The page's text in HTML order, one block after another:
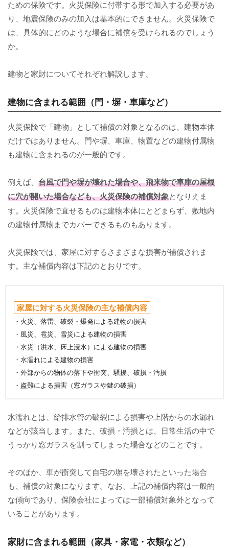
ための保険です。火災保険に付帯する形で加入する必要があ
り、地震保険のみの加入は基本的にできません。火災保険で
は、具体的にどのような場合に補償を受けられるのでしょう
か。
建物と家財についてそれぞれ解説します。
建物に含まれる範囲（門・塀・車庫など）
火災保険で「建物」として補償の対象となるのは、建物本体
だけではありません。門や塀、車庫、物置などの建物付属物
も建物に含まれるのが一般的です。
例えば、 台風で門や塀が壊れた場合や、飛来物で車庫の屋根
に穴が開いた場合なども、火災保険の補償対象となりえま
す。火災保険で直せるものは建物本体にとどまらず、敷地内
の建物付属物までカバーできるものもあります。
火災保険では、家屋に対するさまざまな損害が補償されま
す。主な補償内容は下記のとおりです。
家屋に対する火災保険の主な補償内容
・火災、落雷、破裂・爆発による建物の損害
・風災、雹災、雪災による建物の損害
・水災（洪水、床上浸水）による建物の損害
・水濡れによる建物の損害
・外部からの物体の落下や衝突、騒擾、破損・汚損
・盗難による損害（窓ガラスや鍵の破損）
水濡れとは、給排水管の破裂による損害や上階からの水漏れ
などが該当します。また、破損・汚損とは、日常生活の中で
うっかり窓ガラスを割ってしまった場合などのことです。
そのほか、車が衝突して自宅の塀を壊されたといった場合
も、補償の対象になります。なお、上記の補償内容は一般的
な傾向であり、保険会社によっては一部補償対象外となって
いることがあります。
家財に含まれる範囲（家具・家電・衣類など）